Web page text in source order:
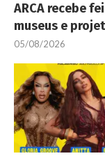
ARCA recebe
museus e
05/08/2026